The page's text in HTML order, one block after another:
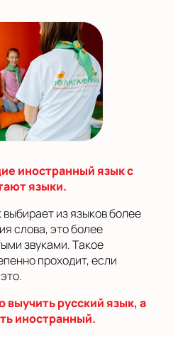
иностранный язык с
языки.
из языков более
слова, это более
звуками. Такое
проходит, если
русский язык, а
иностранный.